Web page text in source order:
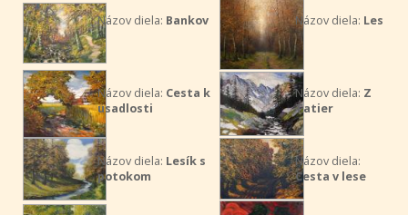
Názov diela: Bankov Názov diela: Les
Názov diela: Cesta k
usadlosti
Názov diela: Z
Tatier
Názov diela: Lesík s
potokom
Názov diela:
Cesta v lese